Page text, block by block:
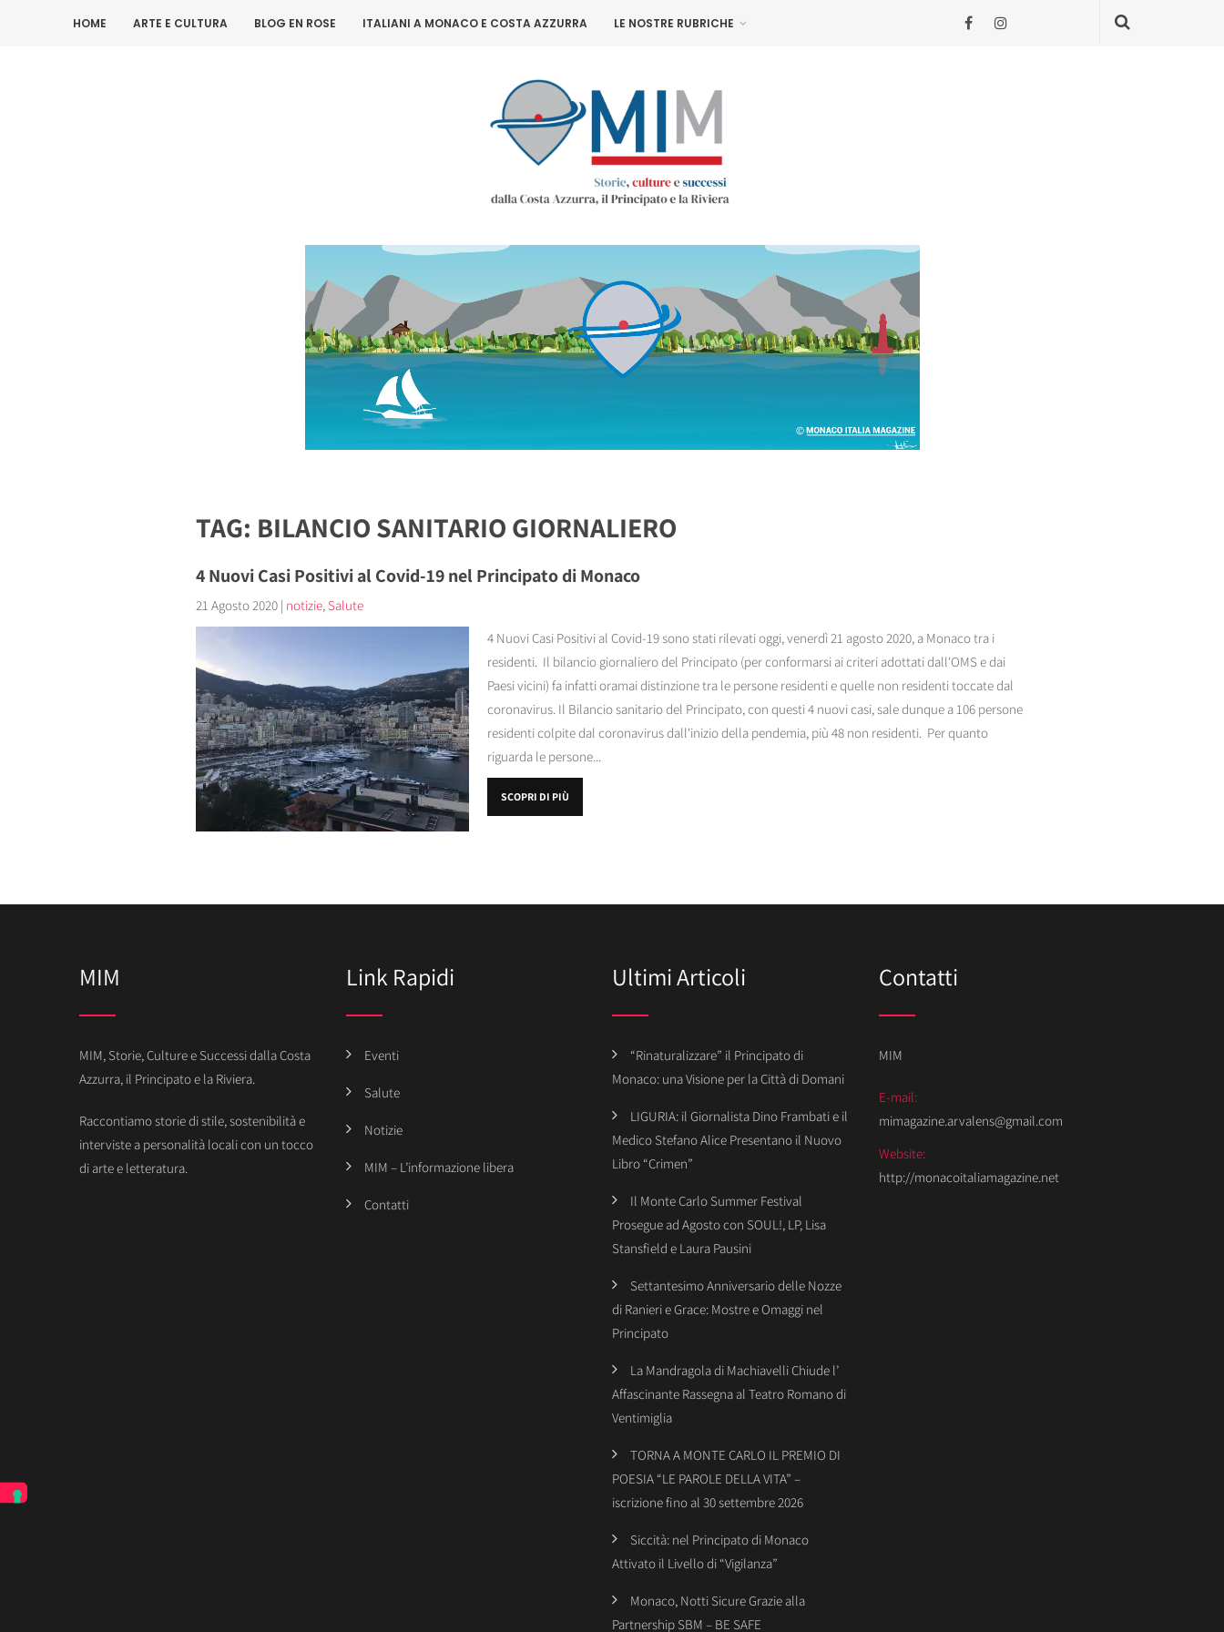
HOME ARTE E CULTURA BLOG EN ROSE ITALIANI A MONACO E COSTA AZZURRA LE NOSTRE RUBRICHE
TAG: BILANCIO SANITARIO GIORNALIERO
4 Nuovi Casi Positivi al Covid-19 nel Principato di Monaco
21 Agosto 2020 | notizie, Salute
4 Nuovi Casi Positivi al Covid-19 sono stati rilevati oggi, venerdì 21 agosto 2020, a Monaco tra i
residenti. Il bilancio giornaliero del Principato (per conformarsi ai criteri adottati dall'OMS e dai
Paesi vicini) fa infatti oramai distinzione tra le persone residenti e quelle non residenti toccate dal
coronavirus. Il Bilancio sanitario del Principato, con questi 4 nuovi casi, sale dunque a 106 persone
residenti colpite dal coronavirus dall'inizio della pendemia, più 48 non residenti. Per quanto
riguarda le persone...
SCOPRI DI PIÙ
MIM
MIM, Storie, Culture e Successi dalla Costa
Azzurra, il Principato e la Riviera.
Raccontiamo storie di stile, sostenibilità e
interviste a personalità locali con un tocco
di arte e letteratura.
Link Rapidi
Eventi
Salute
Notizie
MIM – L’informazione libera
Contatti
Ultimi Articoli
“Rinaturalizzare” il Principato di
Monaco: una Visione per la Città di Domani
LIGURIA: il Giornalista Dino Frambati e il
Medico Stefano Alice Presentano il Nuovo
Libro “Crimen”
Il Monte Carlo Summer Festival
Prosegue ad Agosto con SOUL!, LP, Lisa
Stansfield e Laura Pausini
Settantesimo Anniversario delle Nozze
di Ranieri e Grace: Mostre e Omaggi nel
Principato
La Mandragola di Machiavelli Chiude l’
Affascinante Rassegna al Teatro Romano di
Ventimiglia
TORNA A MONTE CARLO IL PREMIO DI
POESIA “LE PAROLE DELLA VITA” –
iscrizione fino al 30 settembre 2026
Siccità: nel Principato di Monaco
Attivato il Livello di “Vigilanza”
Monaco, Notti Sicure Grazie alla
Partnership SBM – BE SAFE
Contatti
MIM
E-mail:
mimagazine.arvalens@gmail.com
Website:
http://monacoitaliamagazine.net